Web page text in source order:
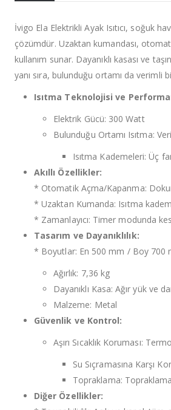
İvigo Ela Elektrikli Ayak Isıtıcı, soğuk
çözümdür. Uzaktan kumandası,
kullanım sunar. Dayanıklı kasası ve
yanı sıra, bulunduğu ortamı da verimli
Isıtma Teknolojisi ve
Elektrik Gücü: 300 Watt
Bulunduğu Ortamı Isıtma:
Isıtma Kademeleri: Üç
Akıllı Özellikler:
* Otomatik Açma/Kapanma:
* Uzaktan Kumanda: Isıtma
* Zamanlayıcı: Timer modunda
Tasarım ve Dayanıklılık:
* Boyutlar: En 500 mm / Boy 700
Ağırlık: 7,36 kg
Dayanıklı Kasa: Ağır yük ve
Malzeme: Metal
Güvenlik ve Kontrol:
Aşırı Sıcaklık Koruması:
Su Sıçramasına Karşı
Topraklama:
Diğer Özellikler: